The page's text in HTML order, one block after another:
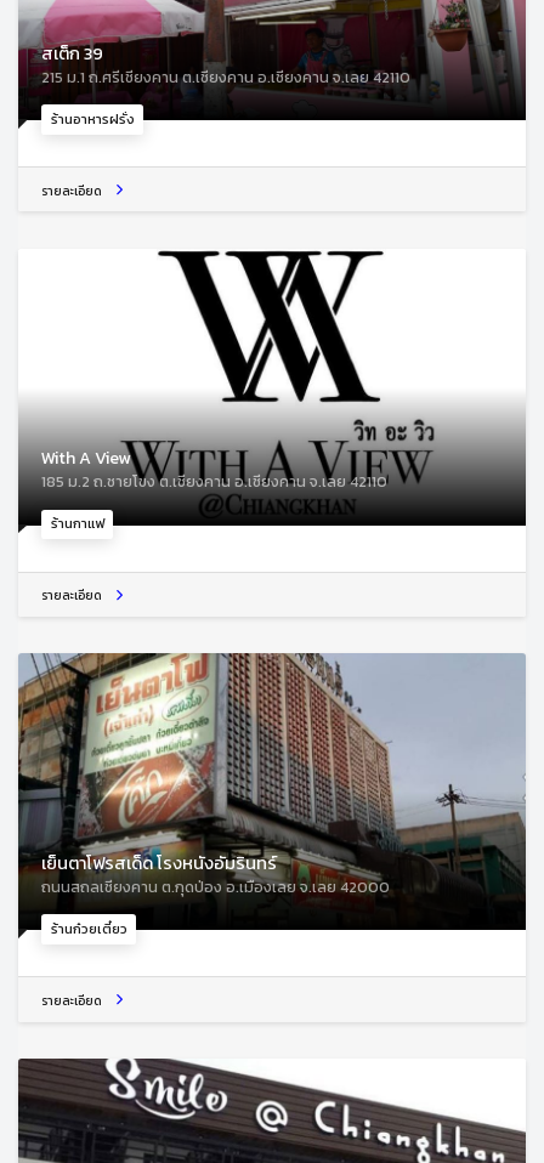
ร้านอาหารฝรั่ง
สเต็ก 39
215 ม.1 ถ.ศรีเชียงคาน ต.เชียงคาน อ.เชียงคาน จ.เลย 42110
รายละเอียด
ร้านกาแฟ
With A View
185 ม.2 ถ.ชายโขง ต.เชียงคาน อ.เชียงคาน จ.เลย 42110
รายละเอียด
ร้านก๋วยเตี๋ยว
เย็นตาโฟรสเด็ด โรงหนังอัมรินทร์
ถนนสถลเชียงคาน ต.กุดป่อง อ.เมืองเลย จ.เลย 42000
รายละเอียด